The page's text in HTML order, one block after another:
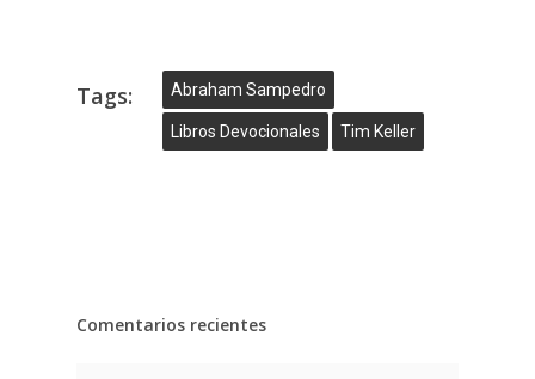
Tags: Abraham Sampedro
Libros Devocionales Tim Keller
Comentarios recientes